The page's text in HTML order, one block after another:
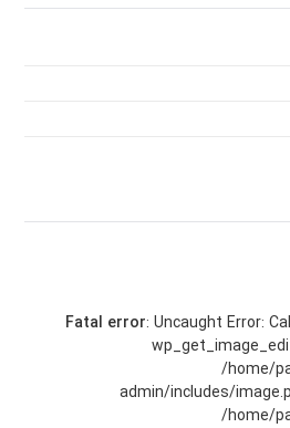
Fatal error: Uncaught Error:
/home/
admin/includes/
/home/